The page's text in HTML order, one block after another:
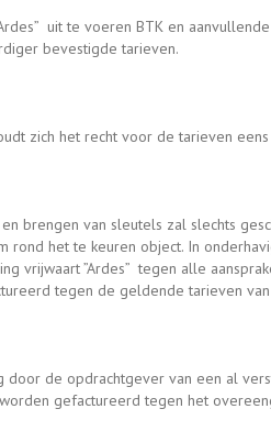
uit te voeren BTK en
bevestigde tarieven.
zich het recht voor de tarieven
brengen van sleutels zal slechts
rond het te keuren object. In
vrijwaart ”Ardes” tegen alle
tegen de geldende tarieven van
door de opdrachtgever van een al
gefactureerd tegen het